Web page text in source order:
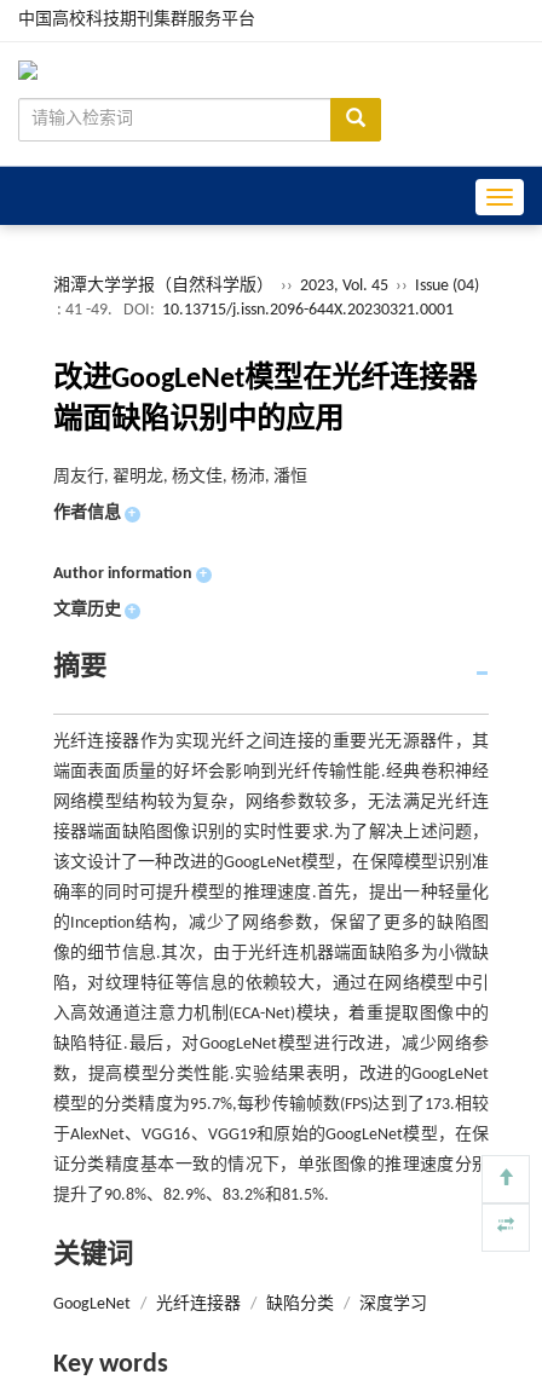
中国高校科技期刊集群服务平台
湘潭大学学报（自然科学版） ›› 2023, Vol. 45 ›› Issue (04)
: 41 -49.
DOI: 10.13715/j.issn.2096-644X.20230321.0001
改进GoogLeNet模型在光纤连接器
端面缺陷识别中的应用
周友行, 翟明龙, 杨文佳, 杨沛, 潘恒
作者信息 +
Author information +
文章历史 +
摘要
光纤连接器作为实现光纤之间连接的重要光无源器件，其
端面表面质量的好坏会影响到光纤传输性能.经典卷积神经
网络模型结构较为复杂，网络参数较多，无法满足光纤连
接器端面缺陷图像识别的实时性要求.为了解决上述问题，
该文设计了一种改进的GoogLeNet模型，在保障模型识别准
确率的同时可提升模型的推理速度.首先，提出一种轻量化
的Inception结构，减少了网络参数，保留了更多的缺陷图
像的细节信息.其次，由于光纤连机器端面缺陷多为小微缺
陷，对纹理特征等信息的依赖较大，通过在网络模型中引
入高效通道注意力机制(ECA-Net)模块，着重提取图像中的
缺陷特征.最后，对GoogLeNet模型进行改进，减少网络参
数，提高模型分类性能.实验结果表明，改进的GoogLeNet
模型的分类精度为95.7%,每秒传输帧数(FPS)达到了173.相较
于AlexNet、VGG16、VGG19和原始的GoogLeNet模型，在保
证分类精度基本一致的情况下，单张图像的推理速度分别
提升了90.8%、82.9%、83.2%和81.5%.
关键词
GoogLeNet / 光纤连接器 / 缺陷分类 / 深度学习
Key words